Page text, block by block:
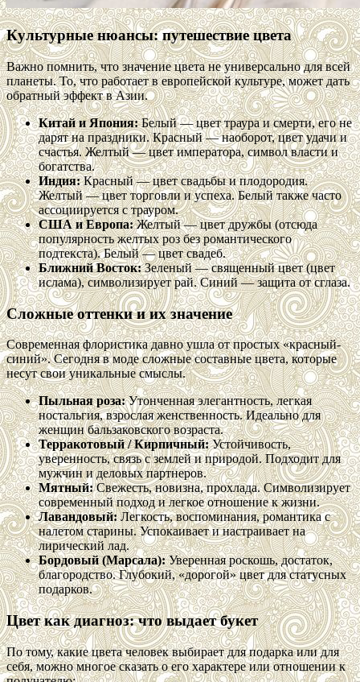
Культурные нюансы: путешествие цвета
Важно помнить, что значение цвета не универсально для всей
планеты. То, что работает в европейской культуре, может дать
обратный эффект в Азии.
Китай и Япония:Белый — цвет траура и смерти, его не
дарят на праздники. Красный — наоборот, цвет удачи и
счастья. Желтый — цвет императора, символ власти и
богатства.
Индия:Красный — цвет свадьбы и плодородия.
Желтый — цвет торговли и успеха. Белый также часто
ассоциируется с трауром.
США и Европа:Желтый — цвет дружбы (отсюда
популярность желтых роз без романтического
подтекста). Белый — цвет свадеб.
Ближний Восток:Зеленый — священный цвет (цвет
ислама), символизирует рай. Синий — защита от сглаза.
Сложные оттенки и их значение
Современная флористика давно ушла от простых «красный-
синий». Сегодня в моде сложные составные цвета, которые
несут свои уникальные смыслы.
Пыльная роза:Утонченная элегантность, легкая
ностальгия, взрослая женственность. Идеально для
женщин бальзаковского возраста.
Терракотовый / Кирпичный:Устойчивость,
уверенность, связь с землей и природой. Подходит для
мужчин и деловых партнеров.
Мятный:Свежесть, новизна, прохлада. Символизирует
современный подход и легкое отношение к жизни.
Лавандовый:Легкость, воспоминания, романтика с
налетом старины. Успокаивает и настраивает на
лирический лад.
Бордовый (Марсала):Уверенная роскошь, достаток,
благородство. Глубокий, «дорогой» цвет для статусных
подарков.
Цвет как диагноз: что выдает букет
По тому, какие цвета человек выбирает для подарка или для
себя, можно многое сказать о его характере или отношении к